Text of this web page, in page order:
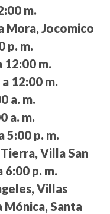
m.
Mora, Jocomico
p. m.
12:00 m.
12:00 m.
a. m.
a. m.
5:00 p. m.
Villa San
6:00 p. m.
Villas
Santa